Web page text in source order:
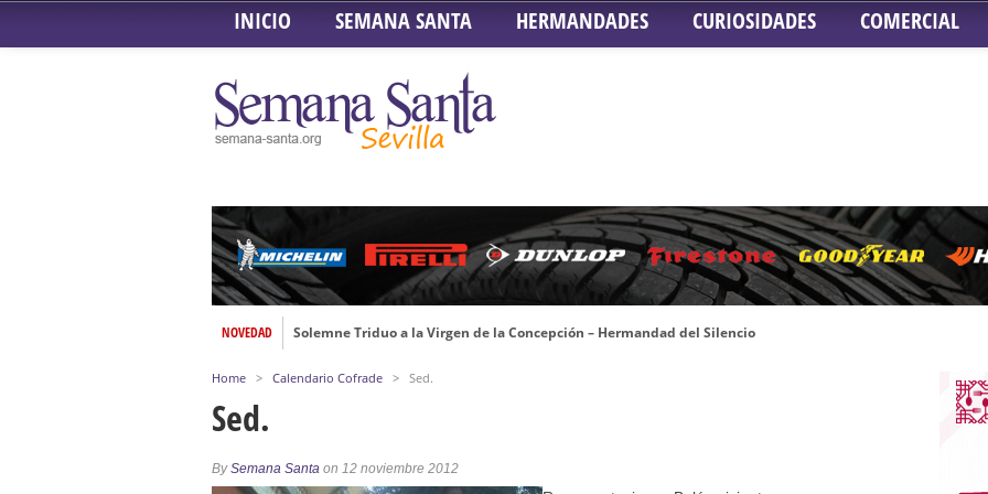
INICIO SEMANA SANTA HERMANDADES CURIOSIDADES COMERCIAL
NOVEDAD
Solemne Triduo a la Virgen de la Concepción – Hermandad del Silencio
Función Principal de Instituto a la Virgen del Valle
Home > Calendario Cofrade > Sed.
Sed.
BySemana Santa on 12 noviembre 2012